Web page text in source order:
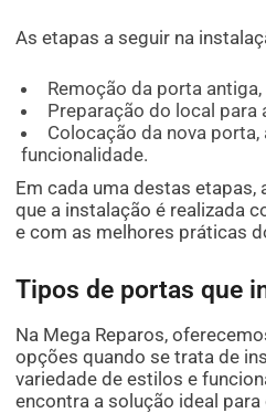
As etapas a seguir na
Remoção da porta
Preparação do local para
Colocação da nova
funcionalidade.
Em cada uma destas etapas,
que a instalação é realizada
e com as melhores práticas
Tipos de portas que
Na Mega Reparos,
opções quando se trata de
variedade de estilos e
encontra a solução ideal para